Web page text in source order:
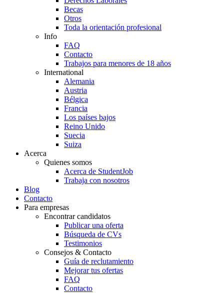
Becas
Otros
Toda la orientación profesional
Info
FAQ
Contacto
Trabajos para menores de 18 años
International
Alemania
Austria
Bélgica
Francia
Los países bajos
Reino Unido
Suecia
Suiza
Acerca
Quienes somos
Acerca de StudentJob
Trabaja con nosotros
Blog
Contacto
Para empresas
Encontrar candidatos
Publicar una oferta
Búsqueda de CVs
Testimonios
Consejos & Contacto
Guía de reclutamiento
Mejorar tus ofertas
FAQ
Contacto